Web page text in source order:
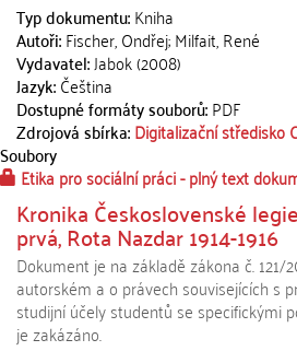
Typ dokumentu:Kniha
Autoři:Fischer, Ondřej; Milfait, René
Vydavatel:Jabok (2008)
Jazyk:Čeština
Dostupné formáty souborů:PDF
Zdrojová sbírka:Digitalizační středisko
Soubory
Etika pro sociální práci - plný text
Kronika Československé
prvá, Rota Nazdar 1914-1916
Dokument je na základě zákona č. 121/
autorském a o právech souvisejících s
studijní účely studentů se specifickými
je zakázáno.